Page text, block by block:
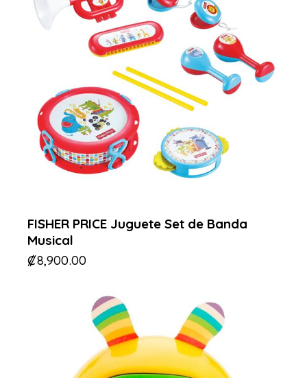
FISHER PRICE Juguete Set de Banda
Musical
₡8,900.00